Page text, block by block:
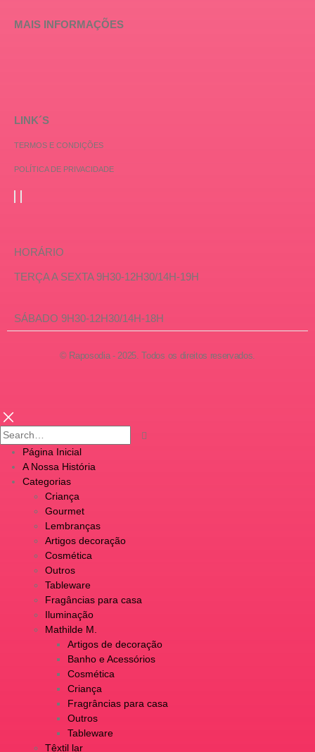
MAIS INFORMAÇÕES
LINK´S
TERMOS E CONDIÇÕES
POLÍTICA DE PRIVACIDADE
HORÁRIO
TERÇA A SEXTA 9H30-12H30/14H-19H
SÁBADO 9H30-12H30/14H-18H
© Raposodia - 2025. Todos os direitos reservados.
Página Inicial
A Nossa História
Categorias
Criança
Gourmet
Lembranças
Artigos decoração
Cosmética
Outros
Tableware
Fragâncias para casa
Iluminação
Mathilde M.
Artigos de decoração
Banho e Acessórios
Cosmética
Criança
Fragrâncias para casa
Outros
Tableware
Têxtil lar